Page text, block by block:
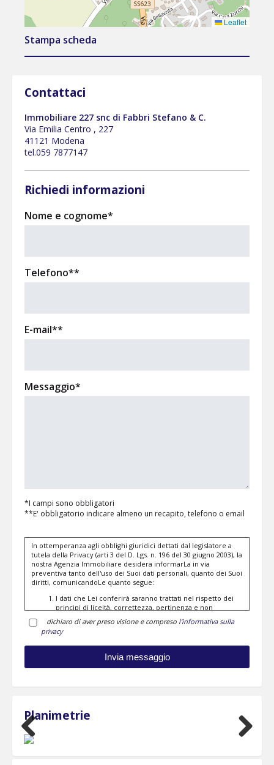
Leaflet
Stampa scheda
Contattaci
Immobiliare 227 snc di Fabbri Stefano & C.
Via Emilia Centro , 227
41121 Modena
tel.059 7877147
Richiedi informazioni
Nome e cognome*
Telefono**
E-mail**
Messaggio*
*I campi sono obbligatori
**E' obbligatorio indicare almeno un recapito, telefono o email
In ottemperanza agli obblighi giuridici dettati dal legislatore a
tutela della Privacy (arti 3 del D. Lgs. n. 196 del 30 giugno 2003), la
nostra Agenzia Immobiliare desidera informarLa in via
preventiva tanto dell'uso dei Suoi dati personali, quanto dei Suoi
diritti, comunicandoLe quanto segue:
I dati che Lei conferirà saranno trattati nel rispetto dei
principi di liceità, correttezza, pertinenza e non
mediazione per acquisto/ vendita / locazione relativo
all'immobile di Suo interesse; in ogni caso saranno
conservati per un periodo di tempo non superiore a
quello strettamente necessario al conseguimento della
finalità medesima;
rifiuto di rispondere preclude la prestazione
modalità di esecuzione imposte agli operatori non
dichiaro di aver preso visione e compreso l'informativa sulla
privacy
Planimetrie
Previous